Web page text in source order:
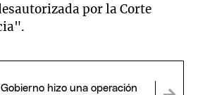
por la Corte
hizo una operación